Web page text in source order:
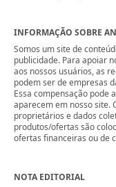
INFORMAÇÃO SOBRE
Somos um site de
publicidade. Para apoiar
aos nossos usuários, as
podem ser de empresas
Essa compensação pode
aparecem em nosso site.
proprietários e dados
produtos/ofertas são
ofertas financeiras ou de
NOTA EDITORIAL